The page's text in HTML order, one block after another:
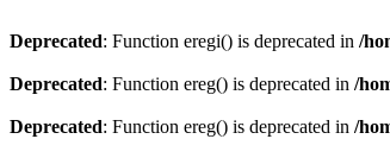
Deprecated: Function eregi() is deprecated in /
Deprecated: Function ereg() is deprecated in /
Deprecated: Function ereg() is deprecated in /